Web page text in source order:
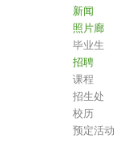
新闻
照片廊
毕业生
招聘
课程
招生处
校历
预定活动